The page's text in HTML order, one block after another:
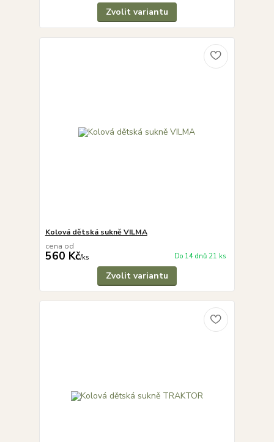
Zvolit variantu
Kolová dětská sukně VILMA
cena od
560 Kč/ks Do 14 dnů 21 ks
Zvolit variantu